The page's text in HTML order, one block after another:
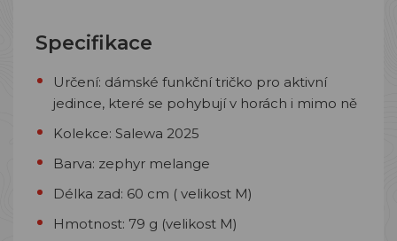
Specifikace
Určení: dámské funkční tričko pro aktivní
jedince, které se pohybují v horách i mimo ně
Kolekce: Salewa 2025
Barva: zephyr melange
Délka zad: 60 cm ( velikost M)
Hmotnost: 79 g (velikost M)